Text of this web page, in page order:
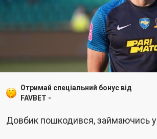
Отримай спеціальний бонус від
FAVBET -
Довбик пошкодився, займаючись у